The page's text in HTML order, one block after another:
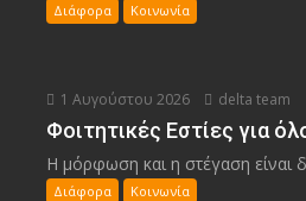
Διάφορα Κοινωνία
1 Αυγούστου 2026 delta team
Φοιτητικές Εστίες για
Η μόρφωση και η στέγαση είναι
Διάφορα Κοινωνία